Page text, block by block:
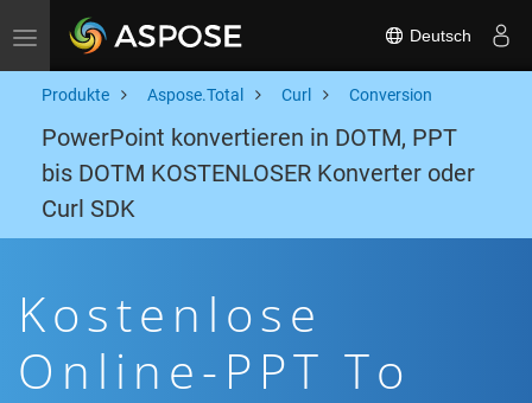
Toggle navigation Deutsch
Produkte Aspose.Total Curl Conversion
PowerPoint konvertieren in DOTM, PPT
bis DOTM KOSTENLOSER Konverter oder
Curl SDK
Kostenlose
Online-PPT To